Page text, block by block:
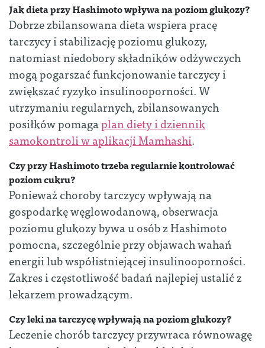
Jak dieta przy Hashimoto wpływa na poziom glukozy?
Dobrze zbilansowana dieta wspiera pracę
tarczycy i stabilizację poziomu glukozy,
natomiast niedobory składników odżywczych
mogą pogarszać funkcjonowanie tarczycy i
zwiększać ryzyko insulinooporności. W
utrzymaniu regularnych, zbilansowanych
posiłków pomagaplan diety i dziennik
samokontroli w aplikacji Mamhashi.
Czy przy Hashimoto trzeba regularnie kontrolować
poziom cukru?
Ponieważ choroby tarczycy wpływają na
gospodarkę węglowodanową, obserwacja
poziomu glukozy bywa u osób z Hashimoto
pomocna, szczególnie przy objawach wahań
energii lub współistniejącej insulinooporności.
Zakres i częstotliwość badań najlepiej ustalić z
lekarzem prowadzącym.
Czy leki na tarczycę wpływają na poziom glukozy?
Leczenie chorób tarczycy przywraca równowagę